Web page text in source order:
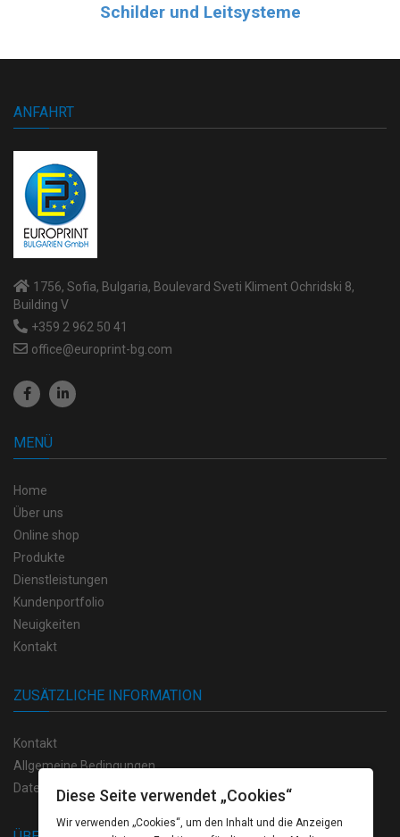
Schilder und Leitsysteme
ANFAHRT
1756, Sofia, Bulgaria, Boulevard Sveti Kliment Ochridski 8,
Building V
+359 2 962 50 41
office@europrint-bg.com
MENÜ
Home
Über uns
Online shop
Produkte
Dienstleistungen
Kundenportfolio
Neuigkeiten
Kontakt
ZUSÄTZLICHE INFORMATION
Kontakt
Allgemeine Bedingungen
Datenschutzvorschriften
Diese Seite verwendet „Cookies“
Wir verwenden „Cookies“, um den Inhalt und die Anzeigen